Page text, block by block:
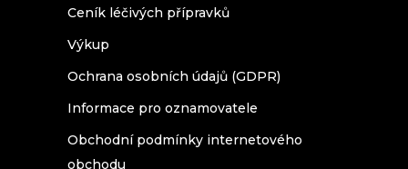
Ceník léčivých přípravků
Výkup
Ochrana osobních údajů (GDPR)
Informace pro oznamovatele
Obchodní podmínky internetového
obchodu